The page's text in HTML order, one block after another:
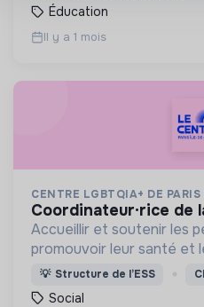
Éducation
Il y a 1 mois
CENTRE LGBTQIA+ DE
coordinateur·rice de
Accueillir et soutenir les
promouvoir leur santé et
les discriminations,
et offrir des lieux inclusifs
💡 Structure de l’ESS
Social